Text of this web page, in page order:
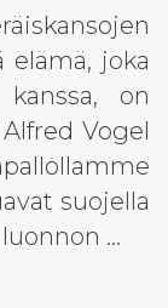
elämä, joka
on
Vogel
suojella
…